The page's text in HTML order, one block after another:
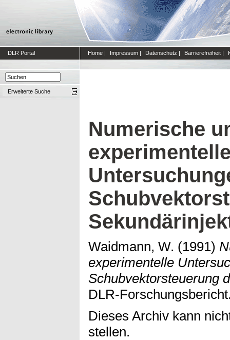
DLR Portal Home | Impressum | Datenschutz | Barrierefreiheit |
Erweiterte Suche
Numerische
Waidmann, W. (1991)
experimentelle
Schubvektorsteuerung
DLR-
Dieses Archiv kann
stellen.